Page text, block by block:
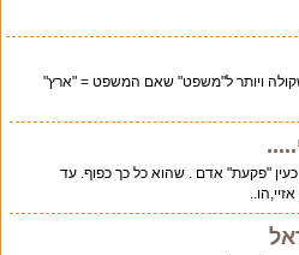
ויותר ל"משפט" שאם המשפט = "ארץ"
"פקעת" אדם . שהוא כל כך כפוף. עד